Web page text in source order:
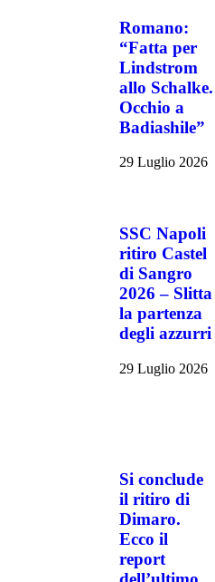
Romano:
“Fatta per
Lindstrom
allo Schalke.
Occhio a
Badiashile”
29 Luglio 2026
SSC Napoli
ritiro Castel
di Sangro
2026 – Slitta
la partenza
degli azzurri
29 Luglio 2026
Si conclude
il ritiro di
Dimaro.
Ecco il
report